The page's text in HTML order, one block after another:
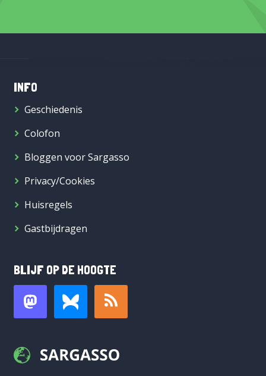
INFO
Geschiedenis
Colofon
Bloggen voor Sargasso
Privacy/Cookies
Huisregels
Gastbijdragen
BLIJF OP DE HOOGTE